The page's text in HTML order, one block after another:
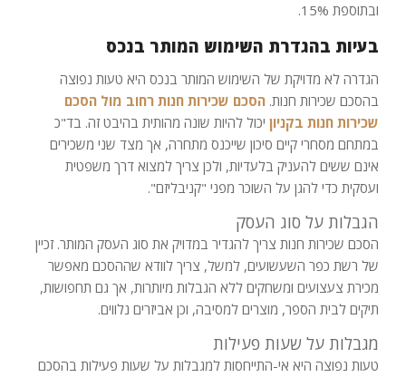
ובתוספת 15%.
בעיות בהגדרת השימוש המותר בנכס
הגדרה לא מדויקת של השימוש המותר בנכס היא טעות נפוצה
בהסכם שכירות חנות. הסכם שכירות חנות רחוב מול הסכם
שכירות חנות בקניון יכול להיות שונה מהותית בהיבט זה. בד"כ
במתחם מסחרי קיים סיכון שייכנס מתחרה, אך מצד שני משכירים
אינם ששים להעניק בלעדיות, ולכן צריך למצוא דרך משפטית
ועסקית כדי להגן על השוכר מפני "קניבליזם".
הגבלות על סוג העסק
הסכם שכירות חנות צריך להגדיר במדויק את סוג העסק המותר. זכיין
של רשת כפר השעשועים, למשל, צריך לוודא שההסכם מאפשר
מכירת צעצועים ומשחקים ללא הגבלות מיותרות, אך גם תחפושות,
תיקים לבית הספר, מוצרים למסיבה, וכן אביזרים נלווים.
מגבלות על שעות פעילות
טעות נפוצה היא אי-התייחסות למגבלות על שעות פעילות בהסכם